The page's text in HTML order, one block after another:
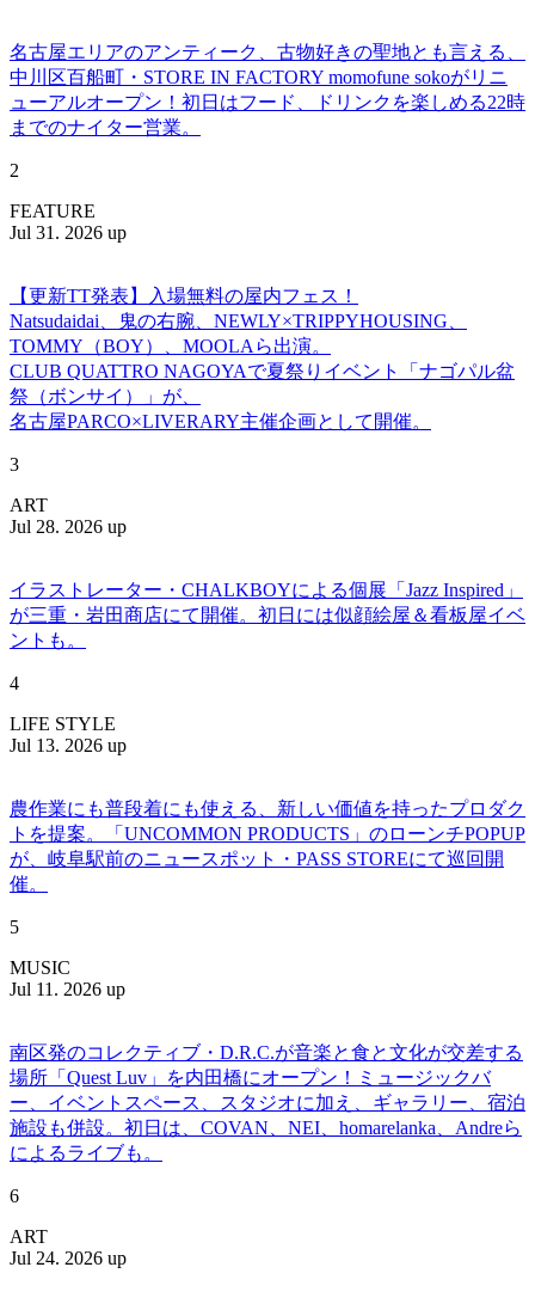
名古屋エリアのアンティーク、古物好きの聖地とも言える、
中川区百船町・STORE IN FACTORY momofune sokoがリニ
ューアルオープン！初日はフード、ドリンクを楽しめる22時
までのナイター営業。
2
FEATURE
Jul 31. 2026 up
【更新TT発表】入場無料の屋内フェス！
Natsudaidai、鬼の右腕、NEWLY×TRIPPYHOUSING、
TOMMY（BOY）、MOOLAら出演。
CLUB QUATTRO NAGOYAで夏祭りイベント「ナゴパル盆
祭（ボンサイ）」が、
名古屋PARCO×LIVERARY主催企画として開催。
3
ART
Jul 28. 2026 up
イラストレーター・CHALKBOYによる個展「Jazz Inspired」
が三重・岩田商店にて開催。初日には似顔絵屋＆看板屋イベ
ントも。
4
LIFE STYLE
Jul 13. 2026 up
農作業にも普段着にも使える、新しい価値を持ったプロダク
トを提案。「UNCOMMON PRODUCTS」のローンチPOPUP
が、岐阜駅前のニュースポット・PASS STOREにて巡回開
催。
5
MUSIC
Jul 11. 2026 up
南区発のコレクティブ・D.R.C.が⾳楽と⾷と⽂化が交差する
場所「Quest Luv」を内田橋にオープン！ミュージックバ
ー、イベントスペース、スタジオに加え、ギャラリー、宿泊
施設も併設。初日は、COVAN、NEI、homarelanka、Andreら
によるライブも。
6
ART
Jul 24. 2026 up